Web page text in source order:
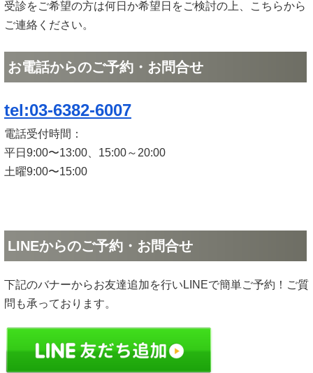
受診をご希望の方は何日か希望日をご検討の上、こちらから
ご連絡ください。
お電話からのご予約・お問合せ
tel:03-6382-6007
電話受付時間：
平日9:00〜13:00、15:00～20:00
土曜9:00〜15:00
LINEからのご予約・お問合せ
下記のバナーからお友達追加を行いLINEで簡単ご予約！ご質
問も承っております。